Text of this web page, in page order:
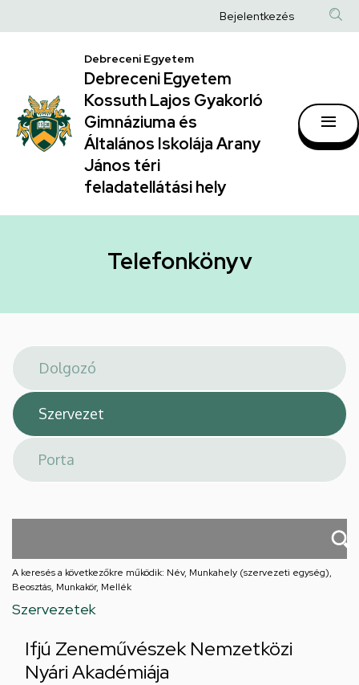
|
Debreceni
Egyetem
Kossuth
Lajos
Gyakorló
Általános
Arany
János
téri
feladatellátási
hely
a
Anonim
fiók
menüje
Bejelentkezés
Debreceni Egyetem
Debreceni Egyetem
Kossuth Lajos Gyakorló
Gimnáziuma és
Általános Iskolája Arany
János téri
feladatellátási hely
Telefonkönyv
A keresés a következőkre működik: Név, Munkahely (szervezeti egység),
Beosztás, Munkakör, Mellék
Szervezetek
Ifjú Zeneművészek Nemzetközi
Nyári Akadémiája